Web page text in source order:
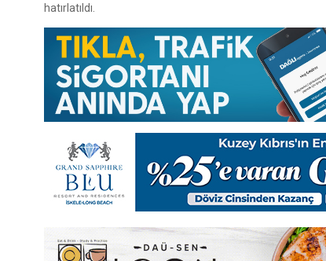
hatırlatıldı.